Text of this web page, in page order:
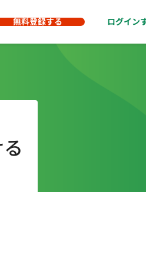
無料登録する ログイン